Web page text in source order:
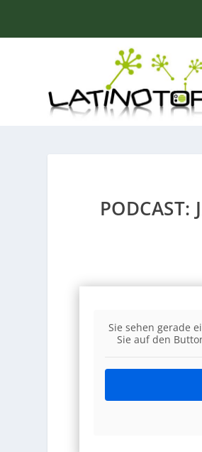
PODCAST:
Sie sehen gerade
Sie auf den